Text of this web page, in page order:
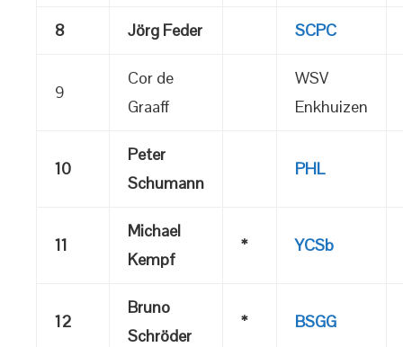
8 Jörg Feder SCPC
9
Cor de
Graaff
WSV
Enkhuizen
10
Peter
Schumann
PHL
11
Michael
Kempf
* YCSb
12
Bruno
Schröder
* BSGG